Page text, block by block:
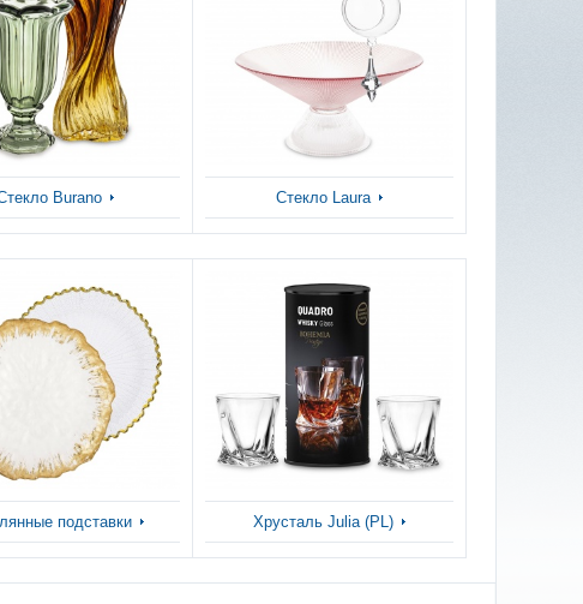
Burano Стекло Laura
подставки Хрусталь Julia (PL)